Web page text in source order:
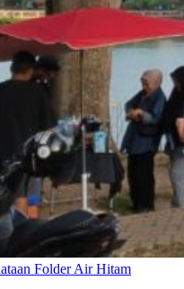
Folder Air Hitam